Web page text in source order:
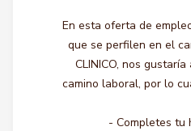
En esta oferta de
que se perfilen en el
CLINICO, nos
camino laboral, por lo
- Completes tu